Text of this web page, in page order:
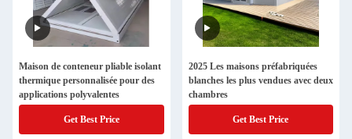
Maison de conteneur pliable isolant
thermique personnalisée pour des
applications polyvalentes
Get Best Price
2025 Les maisons préfabriquées
blanches les plus vendues avec deux
chambres
Get Best Price